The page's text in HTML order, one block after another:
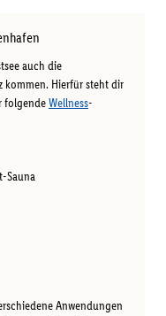
auch die
kommen. Hierfür steht dir
folgendeWellness-
Sauna
Anwendungen